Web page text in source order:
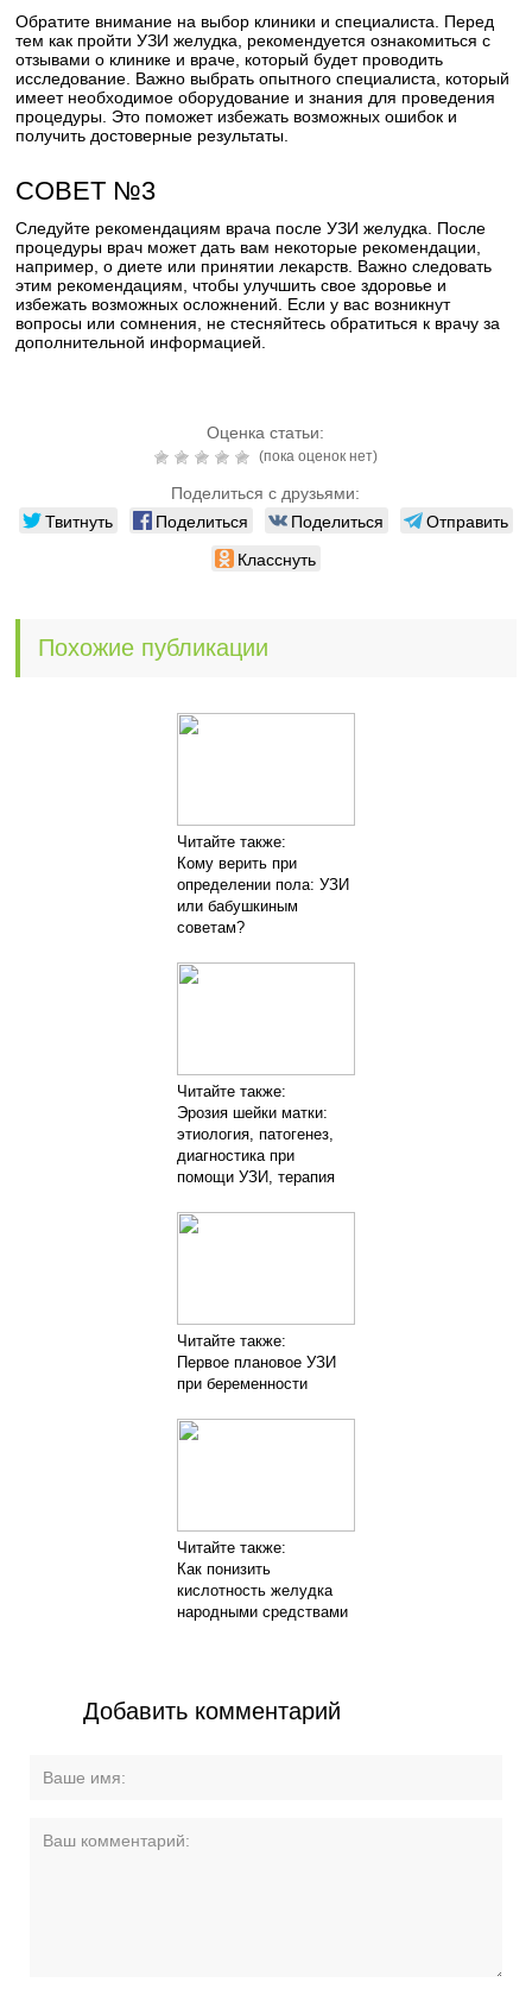
Обратите внимание на выбор клиники и специалиста. Перед
тем как пройти УЗИ желудка, рекомендуется ознакомиться с
отзывами о клинике и враче, который будет проводить
исследование. Важно выбрать опытного специалиста, который
имеет необходимое оборудование и знания для проведения
процедуры. Это поможет избежать возможных ошибок и
получить достоверные результаты.
СОВЕТ №3
Следуйте рекомендациям врача после УЗИ желудка. После
процедуры врач может дать вам некоторые рекомендации,
например, о диете или принятии лекарств. Важно следовать
этим рекомендациям, чтобы улучшить свое здоровье и
избежать возможных осложнений. Если у вас возникнут
вопросы или сомнения, не стесняйтесь обратиться к врачу за
дополнительной информацией.
Оценка статьи:
(пока оценок нет)
Поделиться с друзьями:
Твитнуть Поделиться Поделиться
Отправить
Класснуть
Похожие публикации
Читайте также:
Кому верить при
определении пола: УЗИ
или бабушкиным
советам?
Читайте также:
Эрозия шейки матки:
этиология, патогенез,
диагностика при
помощи УЗИ, терапия
Читайте также:
Первое плановое УЗИ
при беременности
Читайте также:
Как понизить
кислотность желудка
народными средствами
Добавить комментарий